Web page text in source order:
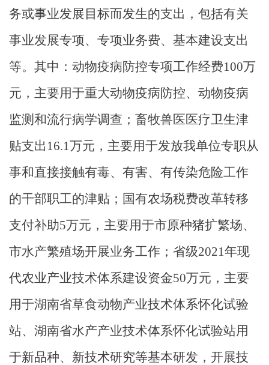
务或事业发展目标而发生的支出，包括有关
事业发展专项、专项业务费、基本建设支出
等。其中：动物疫病防控专项工作经费100万
元，主要用于重大动物疫病防控、动物疫病
监测和流行病学调查；畜牧兽医医疗卫生津
贴支出 16.1万元，主要用于发放我单位专职从
事和直接接触有毒、有害、有传染危险工作
的干部职工的津贴；国有农场税费改革转移
支付补助5万元，主要用于市原种猪扩繁场、
市水产繁殖场开展业务工作；省级2021年现
代农业产业技术体系建设资金50万元，主要
用于湖南省草食动物产业技术体系怀化试验
站、湖南省水产产业技术体系怀化试验站用
于新品种、新技术研究等基本研发，开展技